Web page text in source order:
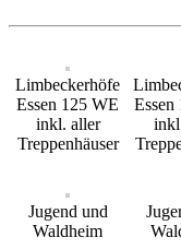
Limbeckerhöfe
Essen 125 WE
inkl. aller
Treppenhäuser
Essen
Jugend und
Waldheim